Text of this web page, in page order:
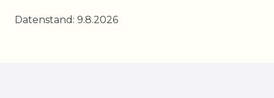
Datenstand: 9.8.2026